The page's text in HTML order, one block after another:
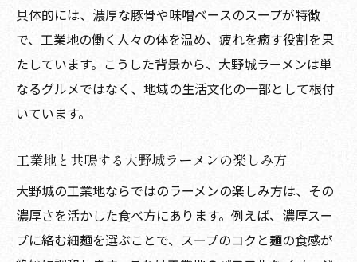
具体的には、濃厚な豚骨や味噌ベースのスープが特徴
で、工業地の働く人々の体を温め、疲れを癒す役割を果
たしています。こうした背景から、大野城ラーメンは単
なるグルメではなく、地域の生活文化の一部として根付
いています。
工業地と共鳴する大野城ラーメンの楽しみ方
大野城の工業地ならではのラーメンの楽しみ方は、その
濃厚さを活かした食べ方にあります。例えば、濃厚スー
プに絡む細麺を選ぶことで、スープのコクと麺の食感が